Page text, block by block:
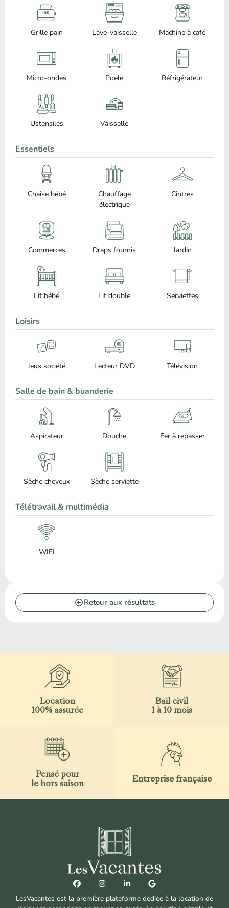
Grille pain Lave-vaisselle Machine à café
Micro-ondes Poele Réfrigérateur
Ustensiles Vaisselle
Essentiels
Chaise bébé
Chauffage
électrique
Cintres
Commerces Draps fournis Jardin
Lit bébé Lit double Serviettes
Loisirs
Jeux société Lecteur DVD Télévision
Salle de bain & buanderie
Aspirateur Douche Fer à repasser
Sèche cheveux Sèche serviette
Télétravail & multimédia
WIFI
Retour aux résultats
Location
100% assurée
Bail civil
1 à 10 mois
Pensé pour
le hors saison
Entreprise française
LesVacantes est la première plateforme dédiée à la location de